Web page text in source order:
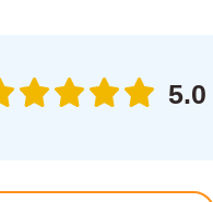
5.0